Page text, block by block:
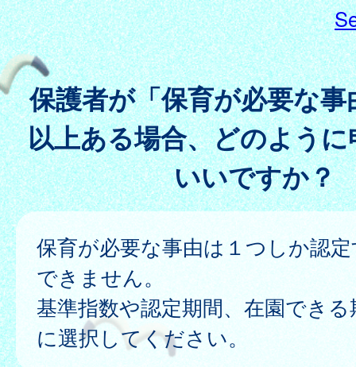
保護者が「保育が必要な
以上ある場合、どのよう
いいですか？
保育が必要な事由は１つしか認
できません。
基準指数や認定期間、在園でき
に選択してください。